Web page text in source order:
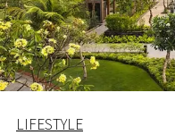
LIFESTYLE